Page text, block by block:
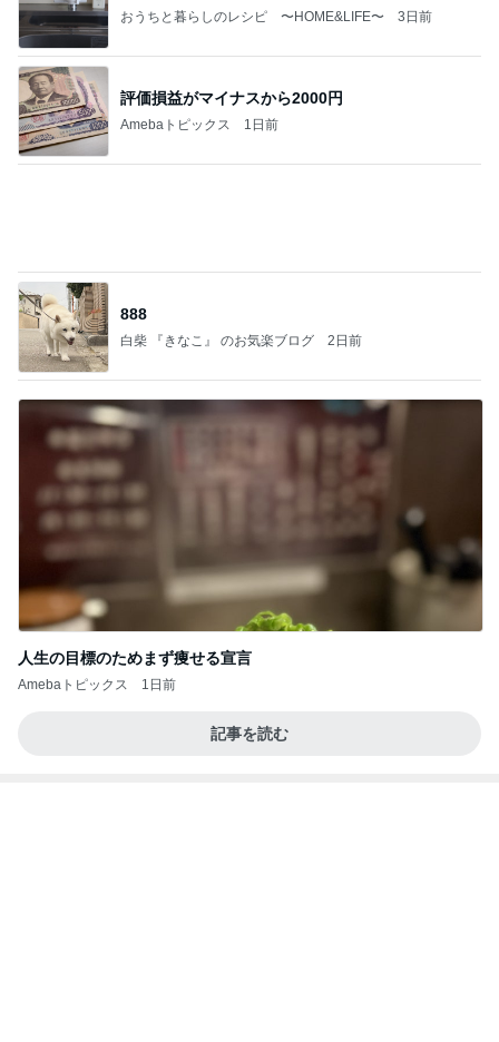
おうちと暮らしのレシピ 〜HOME&LIFE〜 3日前
評価損益がマイナスから2000円
Amebaトピックス 1日前
888
白柴 『きなこ』 のお気楽ブログ 2日前
人生の目標のためまず痩せる宣言
Amebaトピックス 1日前
記事を読む